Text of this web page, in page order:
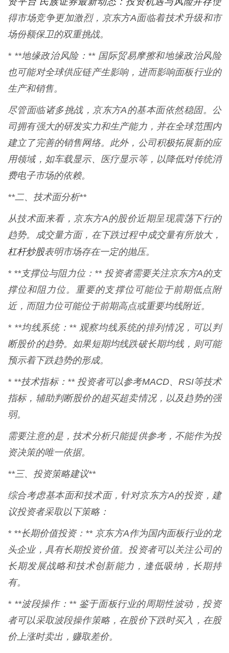
得市场竞争更加激烈，京东方A面临着技术升级和市
场份额保卫的双重挑战。
* **地缘政治风险：** 国际贸易摩擦和地缘政治风险
也可能对全球供应链产生影响，进而影响面板行业的
生产和销售。
尽管面临诸多挑战，京东方A的基本面依然稳固。公
司拥有强大的研发实力和生产能力，并在全球范围内
建立了完善的销售网络。此外，公司积极拓展新的应
用领域，如车载显示、医疗显示等，以降低对传统消
费电子市场的依赖。
**二、技术面分析**
从技术面来看，京东方A的股价近期呈现震荡下行的
趋势。成交量方面，在下跌过程中成交量有所放大，
杠杆炒股表明市场存在一定的抛压。
* **支撑位与阻力位：** 投资者需要关注京东方A的支
撑位和阻力位。重要的支撑位可能位于前期低点附
近，而阻力位可能位于前期高点或重要均线附近。
* **均线系统：** 观察均线系统的排列情况，可以判
断股价的趋势。如果短期均线跌破长期均线，则可能
预示着下跌趋势的形成。
* **技术指标：** 投资者可以参考MACD、RSI等技术
指标，辅助判断股价的超买超卖情况，以及趋势的强
弱。
需要注意的是，技术分析只能提供参考，不能作为投
资决策的唯一依据。
**三、投资策略建议**
综合考虑基本面和技术面，针对京东方A的投资，建
议投资者采取以下策略：
* **长期价值投资：** 京东方A作为国内面板行业的龙
头企业，具有长期投资价值。投资者可以关注公司的
长期发展战略和技术创新能力，逢低吸纳，长期持
有。
* **波段操作：** 鉴于面板行业的周期性波动，投资
者可以采取波段操作策略，在股价下跌时买入，在股
价上涨时卖出，赚取差价。